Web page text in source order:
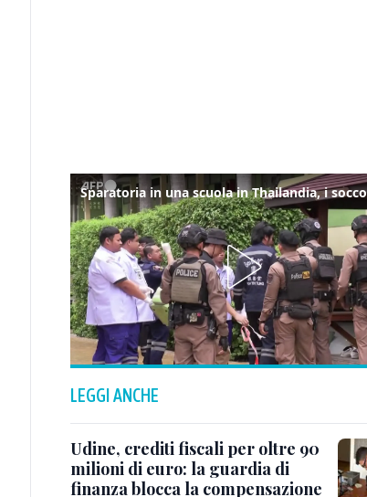
LEGGI ANCHE
Udine, crediti fiscali per oltre 90
milioni di euro: la guardia di
finanza blocca la compensazione